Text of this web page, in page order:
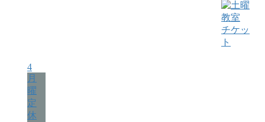
チケッ
ト
4
月
曜
定
休